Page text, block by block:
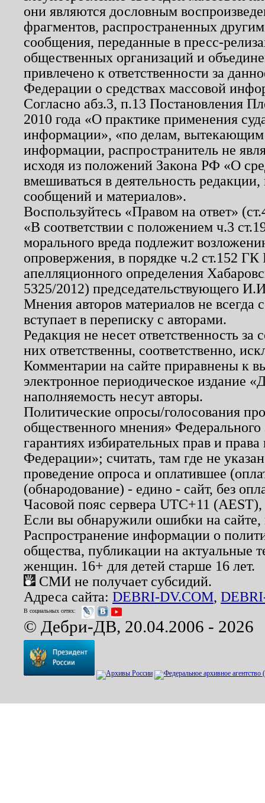
они являются дословным
фрагментов, распространенных
сообщения, переданные в пресс-
общественных организаций и
привлечено к ответственности за
Федерации о средствах массовой
Согласно абз.3, п.13 Постановления
2010 года «О практике применения
информации», «по делам, вытекающим
информации, распространитель не
исходя из положений Закона РФ «О
вмешиваться в деятельность
сообщений и материалов».
Воспользуйтесь «Правом на ответ»
«В соответствии с положением ч.3
морального вреда подлежит
опровержения, в порядке ч.2 ст.152
апелляционного определения
5325/2012) председательствующего
Мнения авторов материалов не
вступает в переписку с авторами.
Редакция не несет ответственность
них ответственны, соответственно,
Комментарии на сайте приравнены к
электронное периодическое издание
наполняемость несут авторы.
Политические опросы/голосования
общественного мнения»
гарантиях избирательных прав и
Федерации»; считать, там где не
проведение опроса и оплатившее
(обнародование) - едино - сайт, без
Часовой пояс сервера UTC+11
Если вы обнаружили ошибки на
Распространение информации о
общества, публикации на актуальные
женщин. 16+ для детей старше 16 лет.
СМИ не получает субсидий.
Адреса сайта: DEBRI-DV.COM,
В социальных сетях:
© Дебри-ДВ, 20.04.2006 - 2026